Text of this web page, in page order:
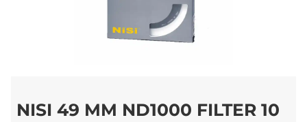
NISI 49 MM ND1000 FILTER 10